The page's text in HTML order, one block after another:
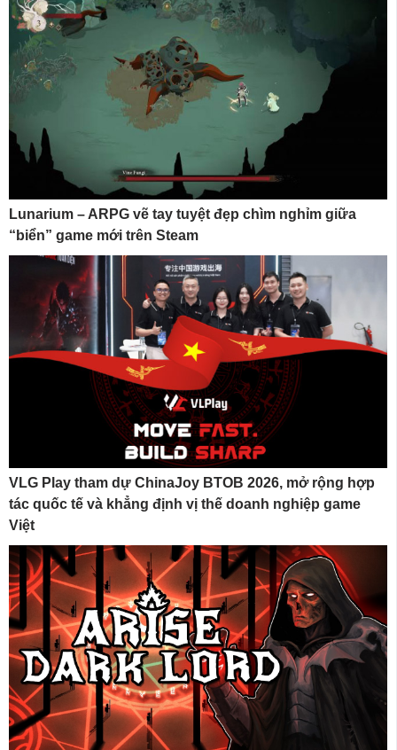
Lunarium – ARPG vẽ tay tuyệt đẹp chìm nghỉm giữa
“biển” game mới trên Steam
VLG Play tham dự ChinaJoy BTOB 2026, mở rộng hợp
tác quốc tế và khẳng định vị thế doanh nghiệp game
Việt